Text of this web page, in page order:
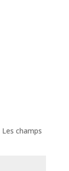
Les champs